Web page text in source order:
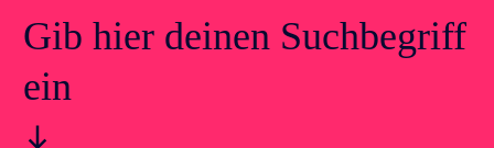
Über mich
Gib hier deinen Suchbegriff
ein